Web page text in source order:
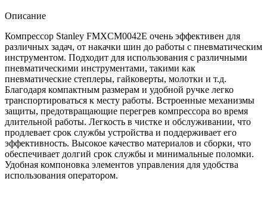
Описание
Компрессор Stanley FMXCM0042E очень эффективен для
различных задач, от накачки шин до работы с пневматическим
инструментом. Подходит для использования с различными
пневматическими инструментами, такими как
пневматические степлеры, гайковерты, молотки и т.д.
Благодаря компактным размерам и удобной ручке легко
транспортироваться к месту работы. Встроенные механизмы
защиты, предотвращающие перегрев компрессора во время
длительной работы. Легкость в чистке и обслуживании, что
продлевает срок службы устройства и поддерживает его
эффективность. Высокое качество материалов и сборки, что
обеспечивает долгий срок службы и минимальные поломки.
Удобная компоновка элементов управления для удобства
использования оператором.